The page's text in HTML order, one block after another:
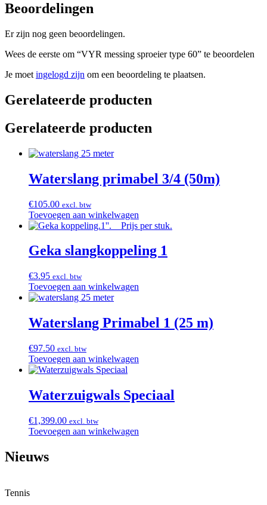
Beoordelingen
Er zijn nog geen beoordelingen.
Wees de eerste om “VYR messing sproeier type 60” te beoordelen
Je moet ingelogd zijn om een beoordeling te plaatsen.
Gerelateerde producten
Gerelateerde producten
Waterslang primabel 3/4 (50m)
€105.00 excl. btw
Toevoegen aan winkelwagen
Geka slangkoppeling 1
€3.95 excl. btw
Toevoegen aan winkelwagen
Waterslang Primabel 1 (25 m)
€97.50 excl. btw
Toevoegen aan winkelwagen
Waterzuigwals Speciaal
€1,399.00 excl. btw
Toevoegen aan winkelwagen
Nieuws
Tennis